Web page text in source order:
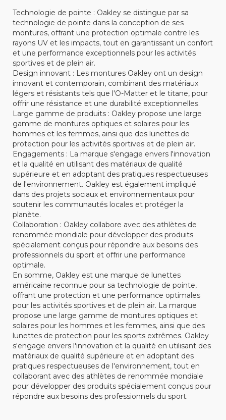
Technologie de pointe : Oakley se distingue par sa
technologie de pointe dans la conception de ses
montures, offrant une protection optimale contre les
rayons UV et les impacts, tout en garantissant un confort
et une performance exceptionnels pour les activités
sportives et de plein air.
Design innovant : Les montures Oakley ont un design
innovant et contemporain, combinant des matériaux
légers et résistants tels que l'O-Matter et le titane, pour
offrir une résistance et une durabilité exceptionnelles.
Large gamme de produits : Oakley propose une large
gamme de montures optiques et solaires pour les
hommes et les femmes, ainsi que des lunettes de
protection pour les activités sportives et de plein air.
Engagements : La marque s'engage envers l'innovation
et la qualité en utilisant des matériaux de qualité
supérieure et en adoptant des pratiques respectueuses
de l'environnement. Oakley est également impliqué
dans des projets sociaux et environnementaux pour
soutenir les communautés locales et protéger la
planète.
Collaboration : Oakley collabore avec des athlètes de
renommée mondiale pour développer des produits
spécialement conçus pour répondre aux besoins des
professionnels du sport et offrir une performance
optimale.
En somme, Oakley est une marque de lunettes
américaine reconnue pour sa technologie de pointe,
offrant une protection et une performance optimales
pour les activités sportives et de plein air. La marque
propose une large gamme de montures optiques et
solaires pour les hommes et les femmes, ainsi que des
lunettes de protection pour les sports extrêmes. Oakley
s'engage envers l'innovation et la qualité en utilisant des
matériaux de qualité supérieure et en adoptant des
pratiques respectueuses de l'environnement, tout en
collaborant avec des athlètes de renommée mondiale
pour développer des produits spécialement conçus pour
répondre aux besoins des professionnels du sport.